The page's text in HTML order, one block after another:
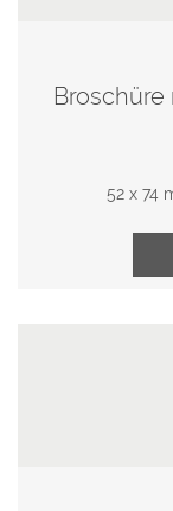
Broschüre
52 x 74